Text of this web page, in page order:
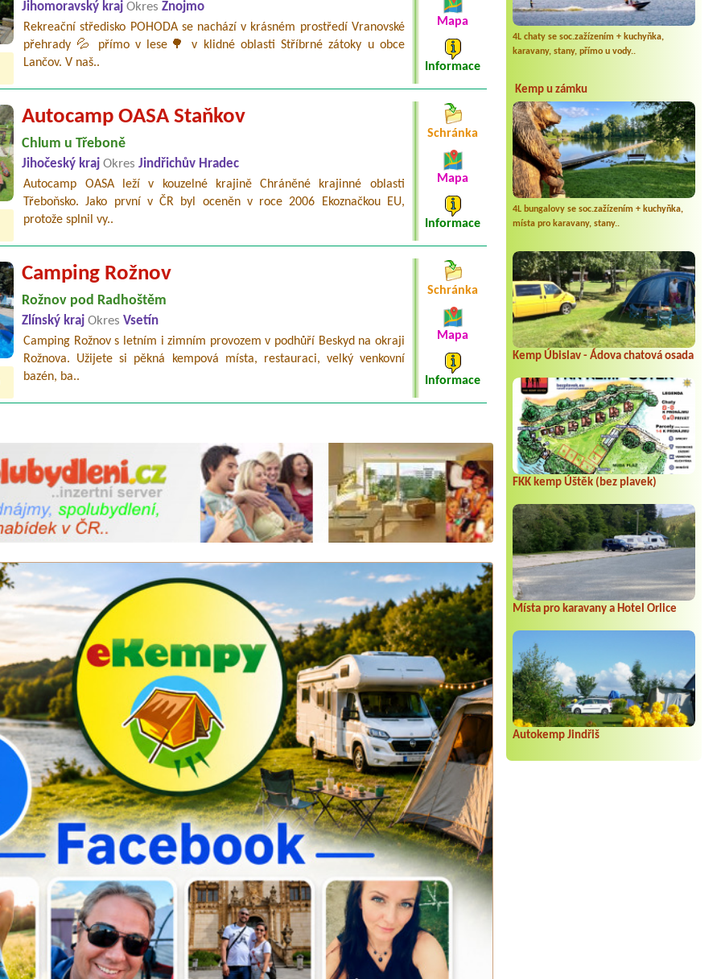
4L chaty se soc.zažízením + kuchyňka,
karavany, stany, přímo u vody..
Kemp u zámku
4L bungalovy se soc.zažízením + kuchyňka,
místa pro karavany, stany..
Kemp Úbislav - Ádova chatová osada
FKK kemp Úštěk (bez plavek)
Místa pro karavany a Hotel Orlice
Autokemp Jindřiš
Jihomoravský krajOkres Znojmo
Rekreační středisko POHODA se nachází v krásném prostředí Vranovské
přehrady 💦 přímo v lese🌳 v klidné oblasti Stříbrné zátoky u obce
Lančov. V naš..
Mapa
Informace
Autocamp OASA Staňkov
Chlum u Třeboně
Jihočeský krajOkres Jindřichův Hradec
Autocamp OASA leží v kouzelné krajině Chráněné krajinné oblasti
Třeboňsko. Jako první v ČR byl oceněn v roce 2006 Ekoznačkou EU,
protože splnil vy..
Schránka
Mapa
Informace
Camping Rožnov
Rožnov pod Radhoštěm
Zlínský krajOkres Vsetín
Camping Rožnov s letním i zimním provozem v podhůří Beskyd na okraji
Rožnova. Užijete si pěkná kempová místa, restauraci, velký venkovní
bazén, ba..
Schránka
Mapa
Informace